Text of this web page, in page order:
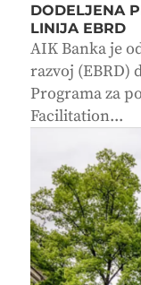
DODELJENA
LINIJA EBRD
AIK Banka je
razvoj (EBRD)
Programa za
Facilitation...